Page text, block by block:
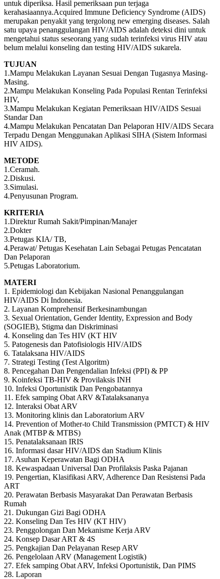
untuk diperiksa. Hasil pemeriksaan pun terjaga
kerahasiaannya.Acquired Immune Deficiency Syndrome (AIDS)
merupakan penyakit yang tergolong new emerging diseases. Salah
satu upaya penanggulangan HIV/AIDS adalah deteksi dini untuk
mengetahui status seseorang yang sudah terinfeksi virus HIV atau
belum melalui konseling dan testing HIV/AIDS sukarela.
TUJUAN
1.Mampu Melakukan Layanan Sesuai Dengan Tugasnya Masing-
Masing.
2.Mampu Melakukan Konseling Pada Populasi Rentan Terinfeksi
HIV,
3.Mampu Melakukan Kegiatan Pemeriksaan HIV/AIDS Sesuai
Standar Dan
4.Mampu Melakukan Pencatatan Dan Pelaporan HIV/AIDS Secara
Terpadu Dengan Menggunakan Aplikasi SIHA (Sistem Informasi
HIV AIDS).
METODE
1.Ceramah.
2.Diskusi.
3.Simulasi.
4.Penyusunan Program.
KRITERIA
1.Direktur Rumah Sakit/Pimpinan/Manajer
2.Dokter
3.Petugas KIA/ TB,
4.Perawat/ Petugas Kesehatan Lain Sebagai Petugas Pencatatan
Dan Pelaporan
5.Petugas Laboratorium.
MATERI
1. Epidemiologi dan Kebijakan Nasional Penanggulangan
HIV/AIDS Di Indonesia.
2. Layanan Komprehensif Berkesinambungan
3. Sexual Orientation, Gender Identity, Expression and Body
(SOGIEB), Stigma dan Diskriminasi
4. Konseling dan Tes HIV (KT HIV
5. Patogenesis dan Patofisiologis HIV/AIDS
6. Tatalaksana HIV/AIDS
7. Strategi Testing (Test Algoritm)
8. Pencegahan Dan Pengendalian Infeksi (PPI) & PP
9. Koinfeksi TB-HIV & Provilaksis INH
10. Infeksi Oportunistik Dan Pengobatannya
11. Efek samping Obat ARV &Tatalaksananya
12. Interaksi Obat ARV
13. Monitoring klinis dan Laboratorium ARV
14. Prevention of Mother-to Child Transmission (PMTCT) & HIV
Anak (MTBP & MTBS)
15. Penatalaksanaan IRIS
16. Informasi dasar HIV/AIDS dan Stadium Klinis
17. Asuhan Keperawatan Bagi ODHA
18. Kewaspadaan Universal Dan Profilaksis Paska Pajanan
19. Pengertian, Klasifikasi ARV, Adherence Dan Resistensi Pada
ART
20. Perawatan Berbasis Masyarakat Dan Perawatan Berbasis
Rumah
21. Dukungan Gizi Bagi ODHA
22. Konseling Dan Tes HIV (KT HIV)
23. Penggolongan Dan Mekanisme Kerja ARV
24. Konsep Dasar ART & 4S
25. Pengkajian Dan Pelayanan Resep ARV
26. Pengelolaan ARV (Management Logistik)
27. Efek samping Obat ARV, Infeksi Oportunistik, Dan PIMS
28. Laporan